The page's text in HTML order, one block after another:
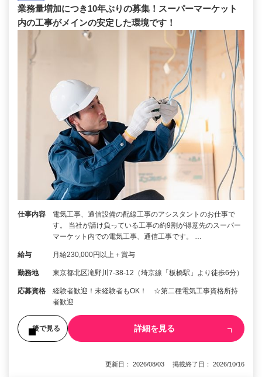
業務量増加につき10年ぶりの募集！スーパーマーケット
内の工事がメインの安定した環境です！
仕事内容
電気工事、通信設備の配線工事のアシスタントのお仕事で
す。 当社が請け負っている工事の約9割が得意先のスーパー
マーケット内での電気工事、通信工事です。 …
給与 月給230,000円以上＋賞与
勤務地 東京都北区滝野川7-38-12（埼京線「板橋駅」より徒歩6分）
応募資格
経験者歓迎！未経験者もOK！ ☆第二種電気工事資格所持
者歓迎
後で見る 詳細を見る
更新日： 2026/08/03 掲載終了日： 2026/10/16